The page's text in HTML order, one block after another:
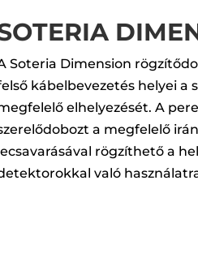
Soteria Dimension
kábelbevezetés helyei a
elhelyezését. A
a megfelelő
rögzíthető a
való